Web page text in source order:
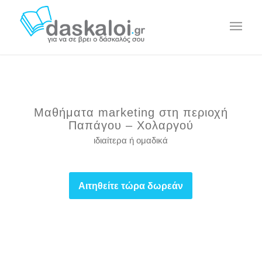
Μαθήματα marketing στη περιοχή
Παπάγου – Χολαργού
ιδιαίτερα ή ομαδικά
Αιτηθείτε τώρα δωρεάν